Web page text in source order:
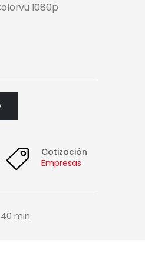
1080p
Cotización
Empresas
min